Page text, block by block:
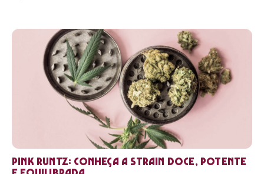
Pink Runtz: conheça a strain doce, potente